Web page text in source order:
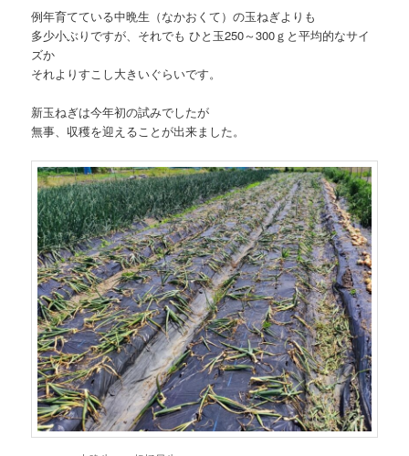
例年育てている中晩生（なかおくて）の玉ねぎよりも
多少小ぶりですが、それでも ひと玉250～300ｇと平均的なサイ
ズか
それよりすこし大きいぐらいです。
新玉ねぎは今年初の試みでしたが
無事、収穫を迎えることが出来ました。